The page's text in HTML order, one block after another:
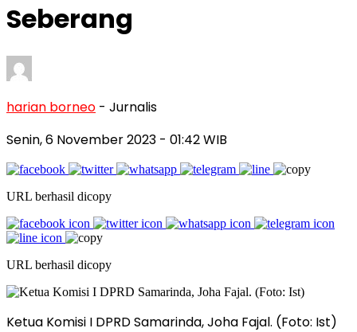
Seberang
harian borneo - Jurnalis
Senin, 6 November 2023 - 01:42 WIB
URL berhasil dicopy
URL berhasil dicopy
Ketua Komisi I DPRD Samarinda, Joha Fajal. (Foto: Ist)